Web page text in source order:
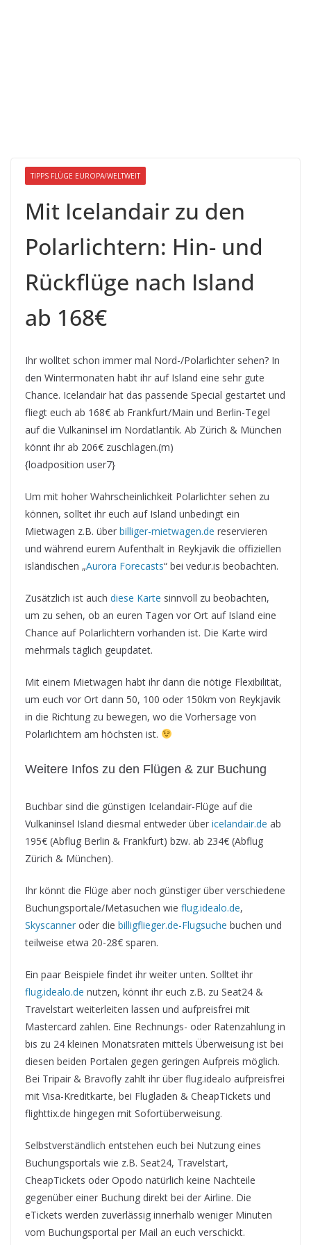
TIPPS FLÜGE EUROPA/WELTWEIT
Mit Icelandair zu den
Polarlichtern: Hin- und
Rückflüge nach Island
ab 168€
Ihr wolltet schon immer mal Nord-/Polarlichter sehen? In
den Wintermonaten habt ihr auf Island eine sehr gute
Chance. Icelandair hat das passende Special gestartet und
fliegt euch ab 168€ ab Frankfurt/Main und Berlin-Tegel
auf die Vulkaninsel im Nordatlantik. Ab Zürich & München
könnt ihr ab 206€ zuschlagen.(m)
{loadposition user7}
Um mit hoher Wahrscheinlichkeit Polarlichter sehen zu
können, solltet ihr euch auf Island unbedingt ein
Mietwagen z.B. über billiger-mietwagen.de reservieren
und während eurem Aufenthalt in Reykjavik die offiziellen
isländischen „Aurora Forecasts“ bei vedur.is beobachten.
Zusätzlich ist auch diese Karte sinnvoll zu beobachten,
um zu sehen, ob an euren Tagen vor Ort auf Island eine
Chance auf Polarlichtern vorhanden ist. Die Karte wird
mehrmals täglich geupdatet.
Mit einem Mietwagen habt ihr dann die nötige Flexibilität,
um euch vor Ort dann 50, 100 oder 150km von Reykjavik
in die Richtung zu bewegen, wo die Vorhersage von
Polarlichtern am höchsten ist.
Weitere Infos zu den Flügen & zur Buchung
Buchbar sind die günstigen Icelandair-Flüge auf die
Vulkaninsel Island diesmal entweder über icelandair.de ab
195€ (Abflug Berlin & Frankfurt) bzw. ab 234€ (Abflug
Zürich & München).
Ihr könnt die Flüge aber noch günstiger über verschiedene
Buchungsportale/Metasuchen wie flug.idealo.de,
Skyscanner oder die billigflieger.de-Flugsuche buchen und
teilweise etwa 20-28€ sparen.
Ein paar Beispiele findet ihr weiter unten. Solltet ihr
flug.idealo.de nutzen, könnt ihr euch z.B. zu Seat24 &
Travelstart weiterleiten lassen und aufpreisfrei mit
Mastercard zahlen. Eine Rechnungs- oder Ratenzahlung in
bis zu 24 kleinen Monatsraten mittels Überweisung ist bei
diesen beiden Portalen gegen geringen Aufpreis möglich.
Bei Tripair & Bravofly zahlt ihr über flug.idealo aufpreisfrei
mit Visa-Kreditkarte, bei Flugladen & CheapTickets und
flighttix.de hingegen mit Sofortüberweisung.
Selbstverständlich entstehen euch bei Nutzung eines
Buchungsportals wie z.B. Seat24, Travelstart,
CheapTickets oder Opodo natürlich keine Nachteile
gegenüber einer Buchung direkt bei der Airline. Die
eTickets werden zuverlässig innerhalb weniger Minuten
vom Buchungsportal per Mail an euch verschickt.